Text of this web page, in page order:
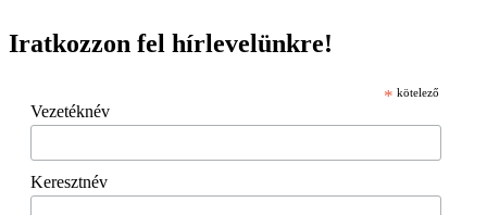
Iratkozzon fel hírlevelünkre!
* kötelező
Vezetéknév
Keresztnév